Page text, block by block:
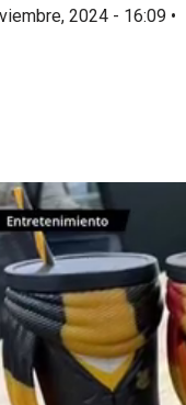
2024 - 16:09 •